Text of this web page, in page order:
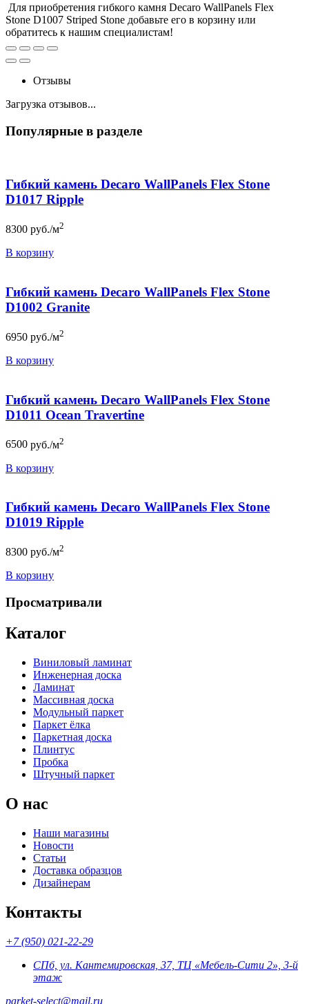
Для приобретения гибкого камня Decaro WallPanels Flex
Stone D1007 Striped Stone добавьте его в корзину или
обратитесь к нашим специалистам!
Отзывы
Загрузка отзывов...
Популярные в разделе
Гибкий камень Decaro WallPanels Flex Stone
D1017 Ripple
8300 руб./м2
В корзину
Гибкий камень Decaro WallPanels Flex Stone
D1002 Granite
6950 руб./м2
В корзину
Гибкий камень Decaro WallPanels Flex Stone
D1011 Ocean Travertine
6500 руб./м2
В корзину
Гибкий камень Decaro WallPanels Flex Stone
D1019 Ripple
8300 руб./м2
В корзину
Просматривали
Каталог
Виниловый ламинат
Инженерная доска
Ламинат
Массивная доска
Модульный паркет
Паркет ёлка
Паркетная доска
Плинтус
Пробка
Штучный паркет
О нас
Наши магазины
Новости
Статьи
Доставка образцов
Дизайнерам
Контакты
+7 (950) 021-22-29
СПб, ул. Кантемировская, 37, ТЦ «Мебель-Сити 2», 3-й
этаж
parket-select@mail.ru